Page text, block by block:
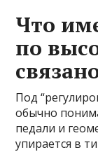
Что
по
Под
обычно
педали и
упирается в